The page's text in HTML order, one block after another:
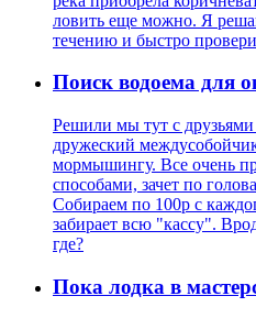
ловить еще можно. Я
течению и быстро
Поиск водоема для
Решили мы тут с друзьями
дружеский
мормышингу. Все очень
способами, зачет по
Собираем по 100р с
забирает всю "кассу".
где?
Пока лодка в